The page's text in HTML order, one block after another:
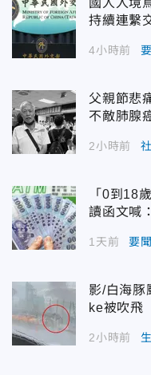
持續連繫
4小時前
父親節悲
不敵肺腺
2小時前
「0到18
讀函文喊
1天前 要聞
影/白海豚
ke被吹飛
2小時前